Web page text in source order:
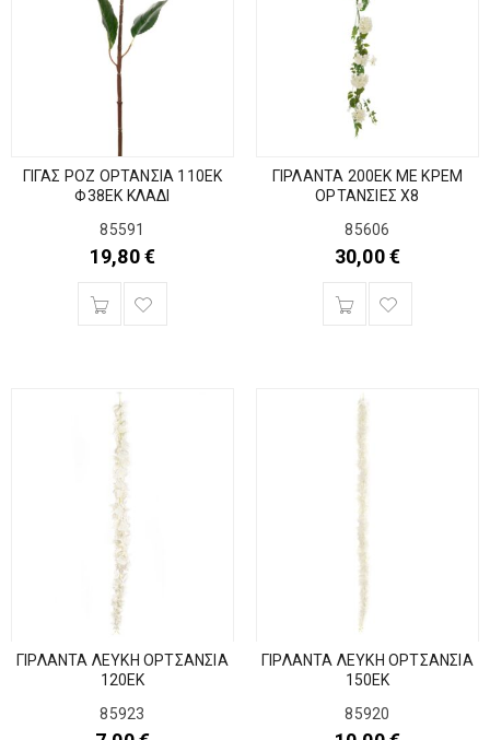
ΓΙΓΑΣ ΡΟΖ ΟΡΤΑΝΣΙΑ 110ΕΚ
Φ38ΕΚ ΚΛΑΔΙ
85591
19,80€
ΓΙΡΛΑΝΤΑ 200ΕΚ ΜΕ ΚΡΕΜ
ΟΡΤΑΝΣΙΕΣ Χ8
85606
30,00€
ΓΙΡΛΑΝΤΑ ΛΕΥΚΗ ΟΡΤΣΑΝΣΙΑ
120ΕΚ
85923
ΓΙΡΛΑΝΤΑ ΛΕΥΚΗ ΟΡΤΣΑΝΣΙΑ
150ΕΚ
85920